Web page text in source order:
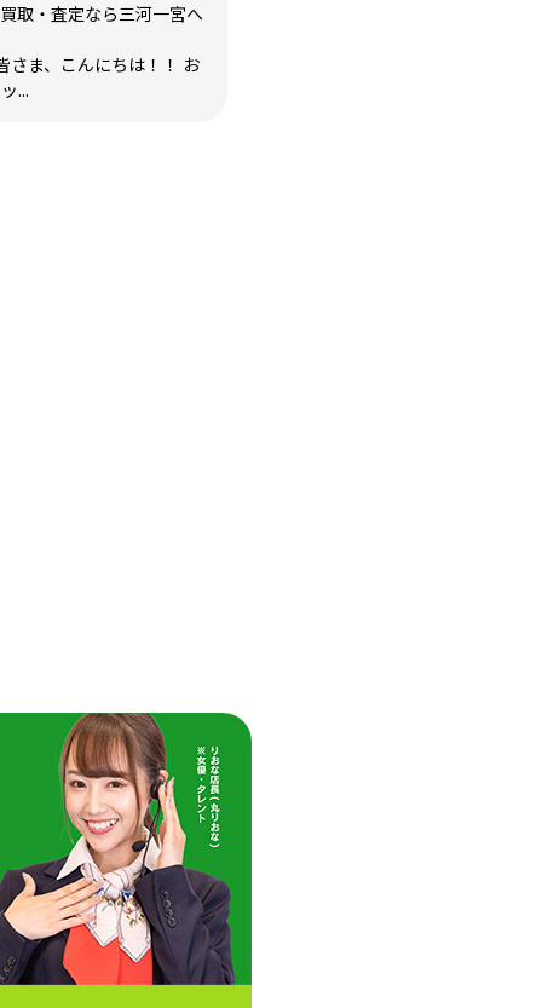
取・査定なら三河一宮へ
さま、こんにちは！！ お
...